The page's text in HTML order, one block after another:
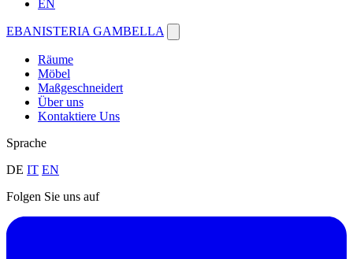
EN
EBANISTERIA GAMBELLA
Räume
Möbel
Maßgeschneidert
Über uns
Kontaktiere Uns
Sprache
DE IT EN
Folgen Sie uns auf